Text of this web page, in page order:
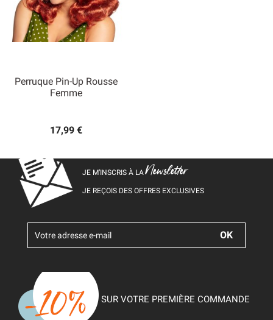
Perruque Pin-Up Rousse
Femme
17,99 €
JE M’INSCRIS À LANewsletter
JE REÇOIS DES OFFRES EXCLUSIVES
SUR VOTRE PREMIÈRE COMMANDE